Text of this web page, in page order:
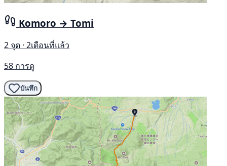
Komoro → Tomi
2 จุด · 2เดือนที่แล้ว
58 การดู
บันทึก